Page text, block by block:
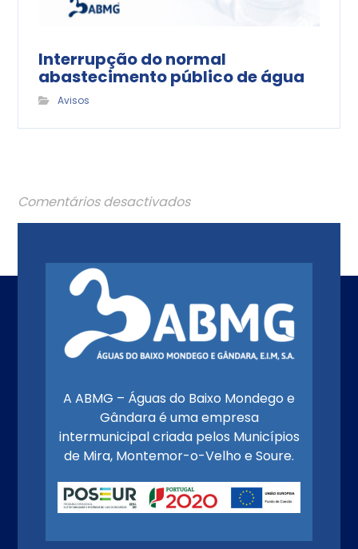
Interrupção do normal
abastecimento público de água
Avisos
Comentários desactivados
A ABMG – Águas do Baixo Mondego e
Gândara é uma empresa
intermunicipal criada pelos Municípios
de Mira, Montemor-o-Velho e Soure.